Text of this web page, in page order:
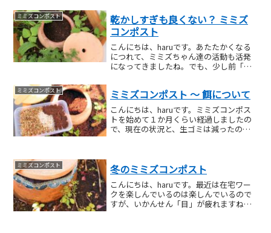
ころに、大雨でカビカ...
ミミズコンポスト
乾かしすぎも良くない？ ミミズ
コンポスト
こんにちは、haruです。あたたかくなる
につれて、ミミズちゃん達の活動も活発
になってきましたね。でも、少し前「な
と・・・完全に乾きすぎ！だったのかも
しれません。▼ ちな...
ミミズコンポスト ミミズコンポスト ～ 餌について
こんにちは、haruです。ミミズコンポス
トを始めて１か月くらい経過しましたの
で、現在の状況と、生ゴミは減ったの
方に配慮し...
ミミズコンポスト 冬のミミズコンポスト
こんにちは、haruです。最近は在宅ワー
クを楽しんでいるのは楽しんでいるので
すが、いかんせん「目」が疲れますね。